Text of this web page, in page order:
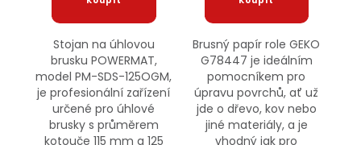
Stojan na úhlovou
brusku POWERMAT,
model PM-SDS-125OGM,
je profesionální zařízení
určené pro úhlové
brusky s průměrem
kotouče 115 mm a 125
Brusný papír role GEKO
G78447 je ideálním
pomocníkem pro
úpravu povrchů, ať už
jde o dřevo, kov nebo
jiné materiály, a je
vhodný jak pro